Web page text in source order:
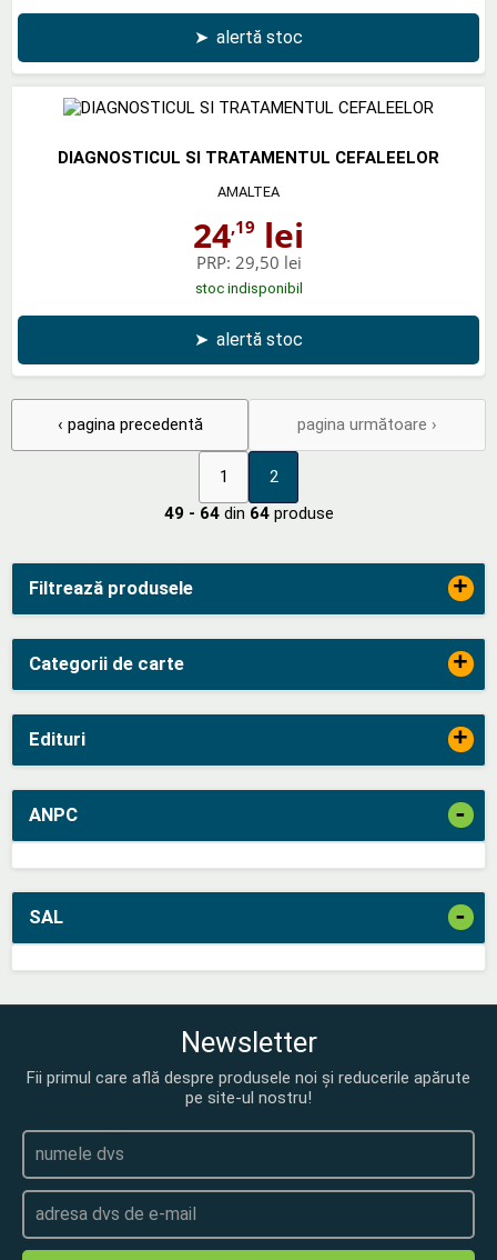
Filtrează produsele +
Categorii de carte +
Edituri +
ANPC -
SAL -
➤ alertă stoc
DIAGNOSTICUL SI TRATAMENTUL CEFALEELOR
AMALTEA
24,19 lei
PRP: 29,50 lei
stoc indisponibil
➤ alertă stoc
‹ pagina precedentă
1 2
pagina următoare ›
49 - 64din 64produse
Newsletter
Fii primul care află despre produsele noi și reducerile apărute
pe site-ul nostru!